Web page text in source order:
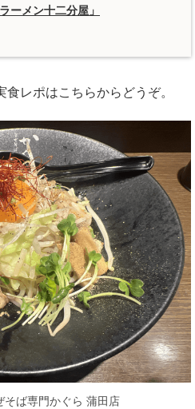
ーメン十二分屋」
レポはこちらからどうぞ。
そば専門かぐら 蒲田店